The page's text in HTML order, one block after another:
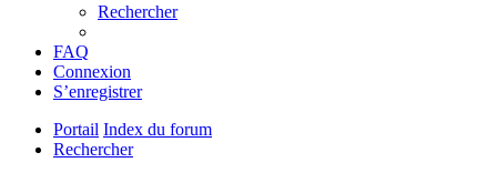
Rechercher
FAQ
Connexion
S’enregistrer
Portail Index du forum
Rechercher